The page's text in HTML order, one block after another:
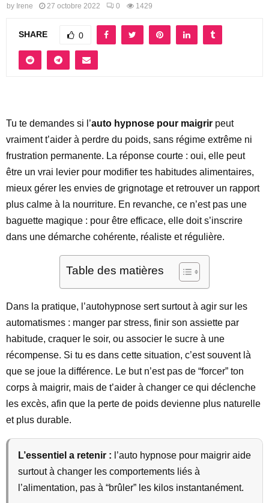
by Irene 27 octobre 2022 0 1429
SHARE 0
Tu te demandes si l’auto hypnose pour maigrir peut
vraiment t’aider à perdre du poids, sans régime extrême ni
frustration permanente. La réponse courte : oui, elle peut
être un vrai levier pour modifier tes habitudes alimentaires,
mieux gérer les envies de grignotage et retrouver un rapport
plus calme à la nourriture. En revanche, ce n’est pas une
baguette magique : pour être efficace, elle doit s’inscrire
dans une démarche cohérente, réaliste et régulière.
Table des matières
Dans la pratique, l’autohypnose sert surtout à agir sur les
automatismes : manger par stress, finir son assiette par
habitude, craquer le soir, ou associer le sucre à une
récompense. Si tu es dans cette situation, c’est souvent là
que se joue la différence. Le but n’est pas de “forcer” ton
corps à maigrir, mais de t’aider à changer ce qui déclenche
les excès, afin que la perte de poids devienne plus naturelle
et plus durable.
L’essentiel a retenir : l’auto hypnose pour maigrir aide
surtout à changer les comportements liés à
l’alimentation, pas à “brûler” les kilos instantanément.